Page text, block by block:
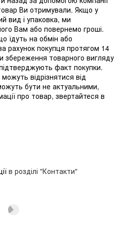
Ви отримували. Якщо у
вид і упаковка, ми
Вам або повернемо гроші.
їдуть на обмін або
рахунок покупця протягом 14
збереження товарного вигляду
факт покупки.
відрізнятися від
бути не актуальними,
про товар, звертайтеся в
в розділі "Контакти"